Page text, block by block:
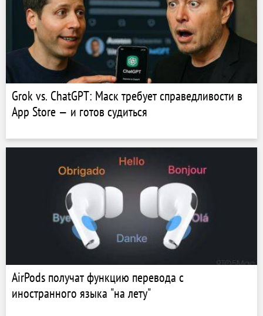
Grok vs. ChatGPT: Маск требует справедливости в
App Store — и готов судиться
AirPods получат функцию перевода с
иностранного языка "на лету"